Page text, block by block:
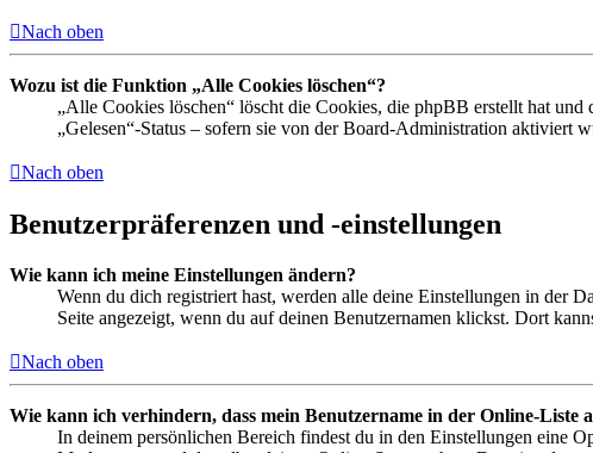
Nach oben
Wozu ist die Funktion „Alle Cookies löschen“?
„Alle Cookies löschen“ löscht die Cookies, die phpBB erstellt hat
„Gelesen“-Status – sofern sie von der Board-Administration aktiviert
Nach oben
Benutzerpräferenzen und -einstellungen
Wie kann ich meine Einstellungen ändern?
Wenn du dich registriert hast, werden alle deine Einstellungen in der
Seite angezeigt, wenn du auf deinen Benutzernamen klickst. Dort
Nach oben
Wie kann ich verhindern, dass mein Benutzername in der Online-Liste
In deinem persönlichen Bereich findest du in den Einstellungen eine